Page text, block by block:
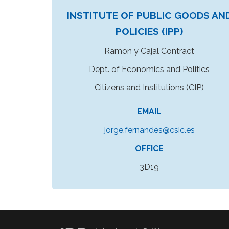
INSTITUTE OF PUBLIC GOODS
POLICIES (IPP)
Ramon y Cajal Contract
Dept. of Economics and Politics
Citizens and Institutions (CIP)
EMAIL
jorge.fernandes@csic.es
OFFICE
3D19